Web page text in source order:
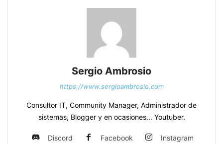
Sergio Ambrosio
https://www.sergioambrosio.com
Consultor IT, Community Manager, Administrador de
sistemas, Blogger y en ocasiones... Youtuber.
Discord Facebook Instagram